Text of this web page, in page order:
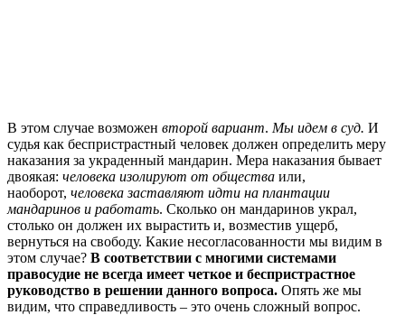
В этом случае возможен второй вариант. Мы идем в суд. И
судья как беспристрастный человек должен определить меру
наказания за украденный мандарин. Мера наказания бывает
двоякая: человека изолируют от общества или,
наоборот, человека заставляют идти на плантации
мандаринов и работать. Сколько он мандаринов украл,
столько он должен их вырастить и, возместив ущерб,
вернуться на свободу. Какие несогласованности мы видим в
этом случае? В соответствии с многими системами
правосудие не всегда имеет четкое и беспристрастное
руководство в решении данного вопроса. Опять же мы
видим, что справедливость – это очень сложный вопрос.